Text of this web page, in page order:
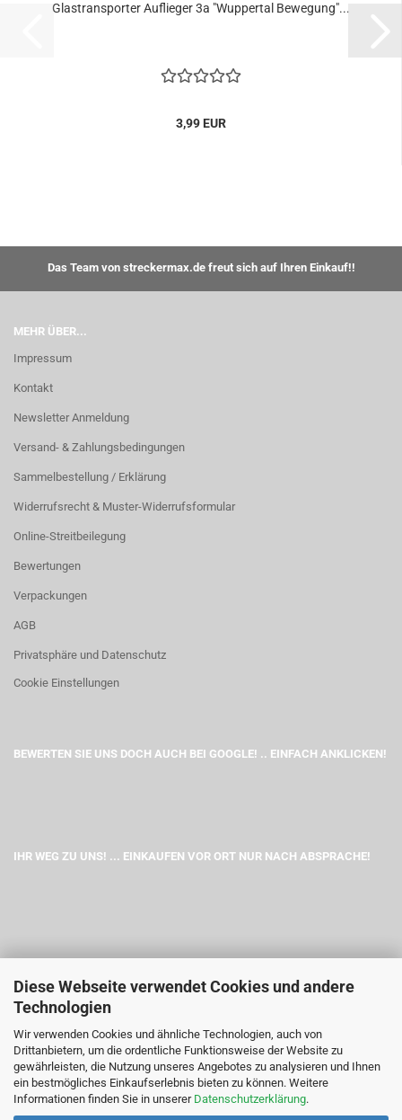
Diese Webseite verwendet Cookies und andere
Technologien
Wir verwenden Cookies und ähnliche Technologien, auch von
Drittanbietern, um die ordentliche Funktionsweise der Website zu
gewährleisten, die Nutzung unseres Angebotes zu analysieren und Ihnen
ein bestmögliches Einkaufserlebnis bieten zu können. Weitere
Informationen finden Sie in unserer Datenschutzerklärung.
Glastransporter Auflieger 3a "Wuppertal Bewegung"...
3,99 EUR
Das Team von streckermax.de freut sich auf Ihren Einkauf!!
MEHR ÜBER...
Impressum
Kontakt
Newsletter Anmeldung
Versand- & Zahlungsbedingungen
Sammelbestellung / Erklärung
Widerrufsrecht & Muster-Widerrufsformular
Online-Streitbeilegung
Bewertungen
Verpackungen
AGB
Privatsphäre und Datenschutz
Cookie Einstellungen
BEWERTEN SIE UNS DOCH AUCH BEI GOOGLE! .. EINFACH ANKLICKEN!
IHR WEG ZU UNS! ... EINKAUFEN VOR ORT NUR NACH ABSPRACHE!